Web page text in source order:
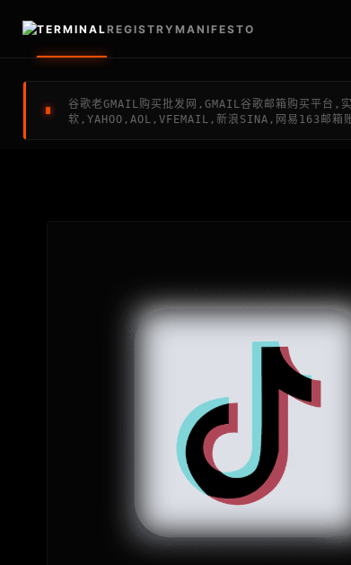
TERMINALREGISTRY MANIFESTO
谷歌老GMAIL购买批发网,GMAIL谷歌邮箱购买平台
软,YAHOO,AOL,VFEMAIL,新浪SINA,网易163邮箱